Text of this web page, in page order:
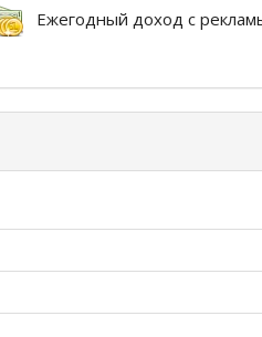
Ежегодный доход с